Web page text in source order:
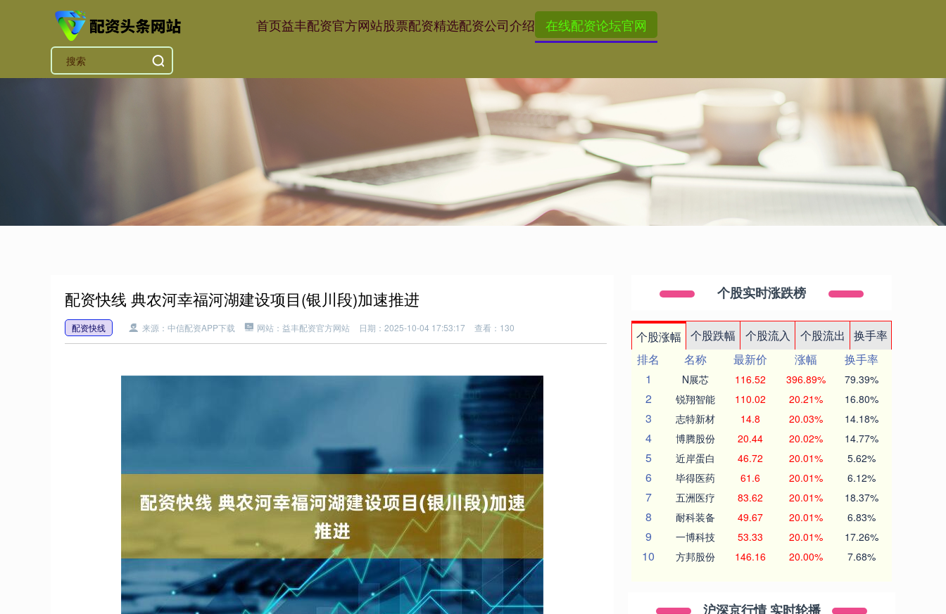
首页益丰配资官方网站股票配资精选配资公司介绍 在线配资论坛官网
配资快线 典农河幸福河湖建设项目(银川段)加速推进
配资快线 来源：中信配资APP下载 网站：益丰配资官方网站 日期：2025-10-04 17:53:17 查看：130
个股实时涨跌榜
个股涨幅 个股跌幅 个股流入 个股流出
换手率
排名
名称 最新价 涨幅
换手率
1
N展芯 116.52 396.89% 79.39%
2 锐翔智能 110.02 20.21% 16.80%
3 志特新材 14.8 20.03% 14.18%
4 博腾股份 20.44 20.02% 14.77%
5 近岸蛋白 46.72 20.01% 5.62%
6 毕得医药 61.6 20.01% 6.12%
7 五洲医疗 83.62 20.01% 18.37%
8 耐科装备 49.67 20.01% 6.83%
9 一博科技 53.33 20.01% 17.26%
10 方邦股份 146.16 20.00% 7.68%
沪深京行情 实时轮播